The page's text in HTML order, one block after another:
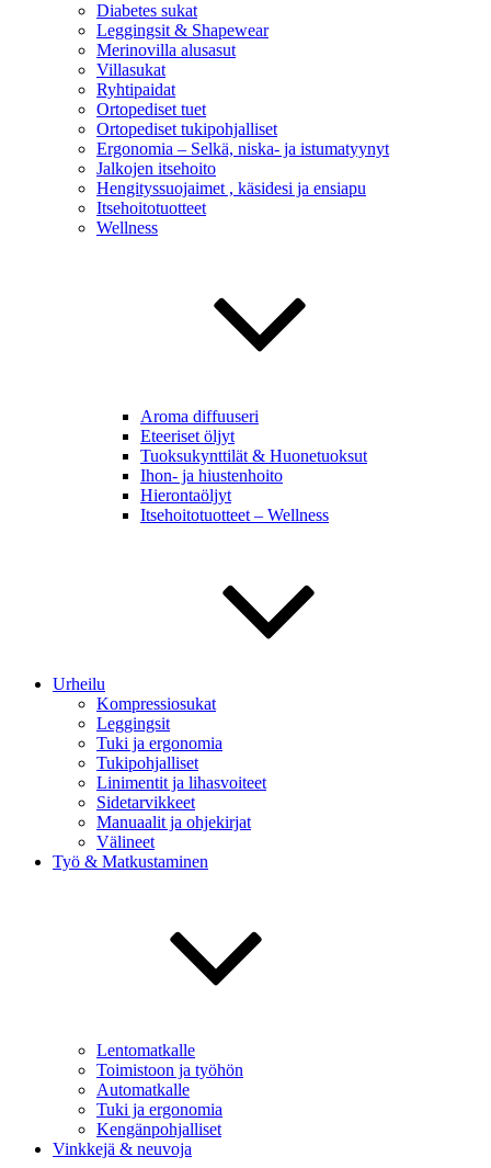
Diabetes sukat
Leggingsit & Shapewear
Merinovilla alusasut
Villasukat
Ryhtipaidat
Ortopediset tuet
Ortopediset tukipohjalliset
Ergonomia – Selkä, niska- ja istumatyynyt
Jalkojen itsehoito
Hengityssuojaimet , käsidesi ja ensiapu
Itsehoitotuotteet
Wellness
Aroma diffuuseri
Eteeriset öljyt
Tuoksukynttilät & Huonetuoksut
Ihon- ja hiustenhoito
Hierontaöljyt
Itsehoitotuotteet – Wellness
Urheilu
Kompressiosukat
Leggingsit
Tuki ja ergonomia
Tukipohjalliset
Linimentit ja lihasvoiteet
Sidetarvikkeet
Manuaalit ja ohjekirjat
Välineet
Työ & Matkustaminen
Lentomatkalle
Toimistoon ja työhön
Automatkalle
Tuki ja ergonomia
Kengänpohjalliset
Vinkkejä & neuvoja